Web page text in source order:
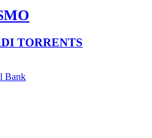
TORRENTS